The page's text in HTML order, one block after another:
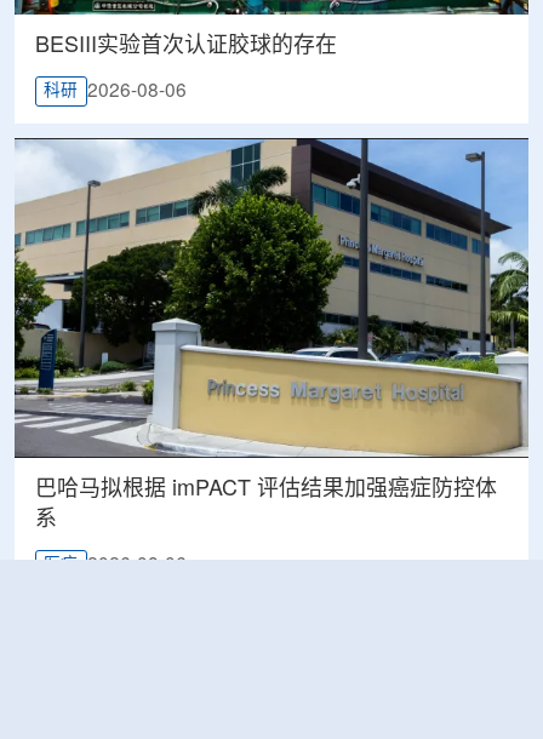
BESIII实验首次认证胶球的存在
科研 2026-08-06
巴哈马拟根据 imPACT 评估结果加强癌症防控体
系
医疗 2026-08-06